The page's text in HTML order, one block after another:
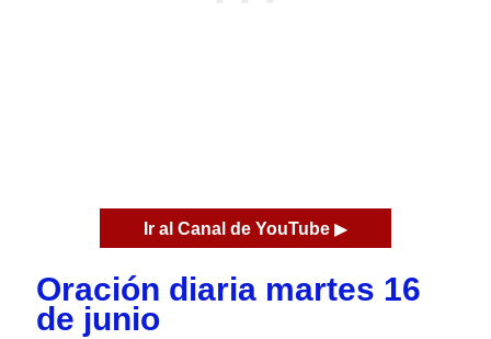
Ir al Canal de YouTube ▶
Oración diaria martes 16
de junio